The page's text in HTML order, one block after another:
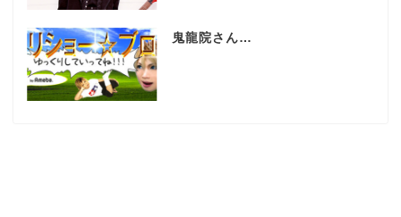
鬼龍院さん…